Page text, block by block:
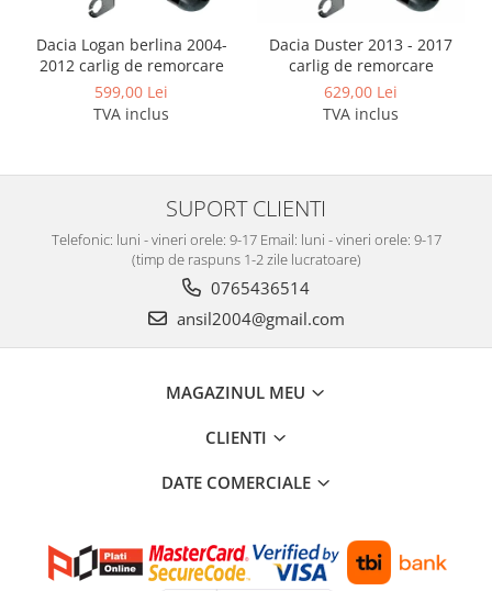
Dacia Logan berlina 2004-
2012 carlig de remorcare
599,00 Lei
TVA inclus
Dacia Duster 2013 - 2017
carlig de remorcare
629,00 Lei
TVA inclus
SUPORT CLIENTI
Telefonic: luni - vineri orele: 9-17 Email: luni - vineri orele: 9-17
(timp de raspuns 1-2 zile lucratoare)
0765436514
ansil2004@gmail.com
MAGAZINUL MEU
CLIENTI
DATE COMERCIALE